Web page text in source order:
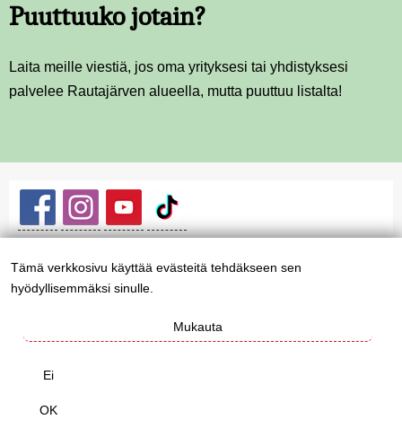
Puuttuuko jotain?
Laita meille viestiä, jos oma yrityksesi tai yhdistyksesi
palvelee Rautajärven alueella, mutta puuttuu listalta!
Verkkosivut: Chase & Snow
Henkilötietojen
ja
evästeiden
Tämä verkkosivu käyttää evästeitä tehdäkseen sen
hyödyllisemmäksi sinulle.
Mukauta
Ei
OK